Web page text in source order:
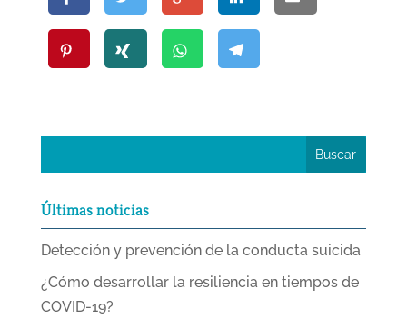
Últimas noticias
Detección y prevención de la conducta suicida
¿Cómo desarrollar la resiliencia en tiempos de
COVID-19?